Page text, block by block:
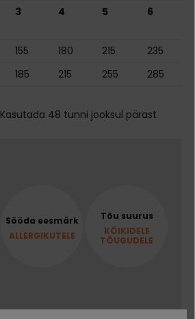
3 4 5 6
155 180 215
235
185 215 255 285
Kasutada 48 tunni jooksul pärast
Sööda eesmärk
ALLERGIKUTELE
Tõu suurus
KÕIKIDELE
TÕUGUDELE